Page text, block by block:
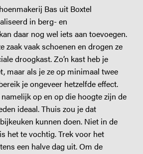
Bas uit Boxtel
in berg- en
daar nog wel iets aan toevoegen.
zaak vaak schoenen en drogen ze
droogkast. Zo’n kast heb je
maar als je ze op minimaal twee
je ongeveer hetzelfde effect.
op en op die hoogte zijn de
ideaal. Thuis zou je dat
kunnen doen. Niet in de
het te vochtig. Trek voor het
een halve dag uit. Om de